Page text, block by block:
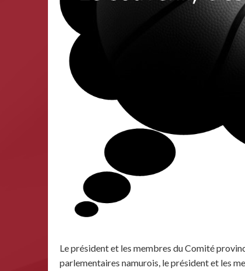
Le président et les membres du Comité
parlementaires namurois, le président et les